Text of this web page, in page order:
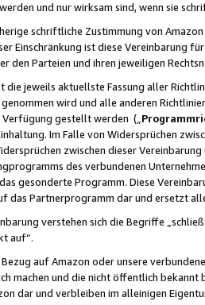
und nur wirksam sind, wenn sie
schriftliche Zustimmung von
Einschränkung ist diese Vereinbarung
den Parteien und ihren jeweiligen
die jeweils aktuellste Fassung aller
wird und alle anderen
gestellt werden („
Im Falle von Widersprüchen
zwischen dieser
des verbundenen
gesonderte Programm. Diese
das Partnerprogramm dar und ersetzt
verstehen sich die Begriffe
auf“.
auf Amazon oder unsere
machen und die nicht öffentlich
dar und verbleiben im alleinigen